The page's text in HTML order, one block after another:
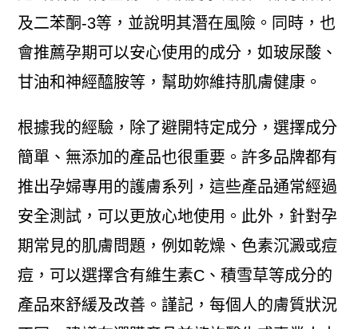
及二苯酮-3等，並說明其潛在風險。同時，也
會推薦孕期可以安心使用的成分，如玻尿酸、
甘油和神經醯胺等，幫助妳維持肌膚健康。
根據我的經驗，除了避開特定成分，選擇成分
簡單、無添加的產品也很重要。許多品牌都有
推出孕婦專用的護膚系列，這些產品通常經過
安全測試，可以更放心地使用。此外，針對孕
期常見的肌膚問題，例如乾燥、色素沉澱或痘
痘，可以選擇含有維生素C、積雪草等成分的
產品來舒緩及改善。謹記，每個人的膚質狀況